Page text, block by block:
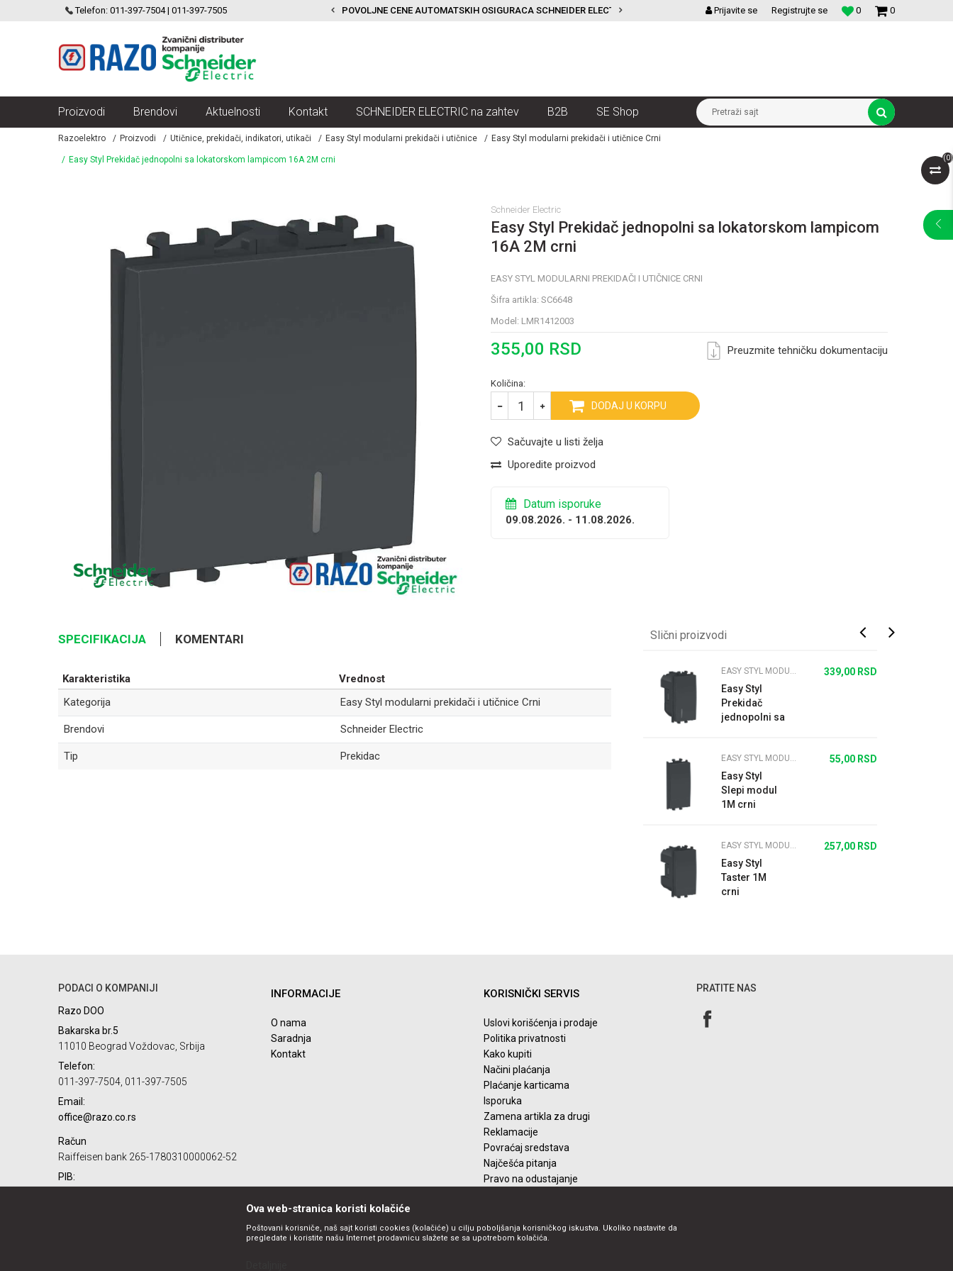
Telefon: 011-397-7504 | 011-397-7505
ELECTRIC VELIKI IZBOR MODULARNIH PREKIDACA I UTICNICA POVOLJNE CENE AUTOMATSKIH OSIGURACA SCHNEIDER ELECTRIC VELIKI IZBOR MODULARNIH PREKIDACA I UTICNICA 0
0
Prijavite se Registrujte se
Proizvodi Brendovi Aktuelnosti Kontakt SCHNEIDER ELECTRIC na zahtev B2B SE Shop Pretraži sajt
(0)
Razoelektro Proizvodi Utičnice, prekidači, indikatori, utikači Easy Styl modularni prekidači i utičnice Easy Styl modularni prekidači i utičnice Crni
Easy Styl Prekidač jednopolni sa lokatorskom lampicom 16A 2M crni
Schneider Electric
Easy Styl Prekidač jednopolni sa lokatorskom lampicom
16A 2M crni
EASY STYL MODULARNI PREKIDAČI I UTIČNICE CRNI
Šifra artikla: SC6648
Model: LMR1412003
Preuzmite tehničku dokumentaciju
355,00 RSD
Količina:
DODAJ U KORPU
Sačuvajte u listi želja
Uporedite proizvod
Datum isporuke
09.08.2026. - 11.08.2026.
SPECIFIKACIJA KOMENTARI
Karakteristika
Vrednost
Kategorija
Easy Styl modularni prekidači i utičnice Crni
Brendovi Schneider Electric
Tip Prekidac
Slični proizvodi
Easy Styl
Priključnica
RJ45 Cat 5
EASY STYL MODULARNI PREKIDAČI I UTIČNICE CRNI
Easy Styl
Prekidač
jednopolni sa
16A 1M crni
339,00 RSD
EASY STYL MODULARNI PREKIDAČI I UTIČNICE CRNI
Easy Styl
Slepi modul
1M crni
55,00 RSD
EASY STYL MODULARNI PREKIDAČI I UTIČNICE CRNI
Easy Styl
Taster 1M
crni
257,00 RSD
PODACI O KOMPANIJI
Razo DOO
Bakarska br.5
11010 Beograd Voždovac, Srbija
Telefon:
011-397-7504, 011-397-7505
Email:
office@razo.co.rs
Račun
Raiffeisen bank 265-1780310000062-52
PIB:
INFORMACIJE
O nama
Saradnja
Kontakt
KORISNIČKI SERVIS
Uslovi korišćenja i prodaje
Politika privatnosti
Kako kupiti
Načini plaćanja
Plaćanje karticama
Isporuka
Zamena artikla za drugi
Reklamacije
Povraćaj sredstava
Najčešća pitanja
Pravo na odustajanje
PRATITE NAS
Ova web-stranica koristi kolačiće
Poštovani korisniče, naš sajt koristi cookies (kolačiće) u cilju poboljšanja korisničkog iskustva. Ukoliko nastavite da
pregledate i koristite našu Internet prodavnicu slažete se sa upotrebom kolačića.